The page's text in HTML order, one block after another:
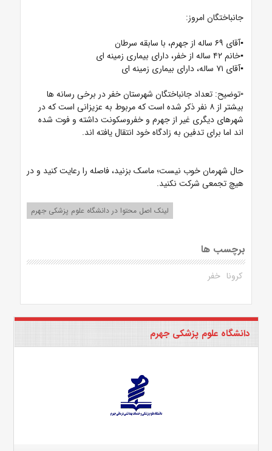
جانباختگان امروز:
▪️آقای ۶۹ ساله از جهرم، با سابقه سرطان
▪️خانم ۴۲ ساله از خفر، دارای بیماری زمینه ای
▪️آقای ۷۱ ساله، دارای بیماری زمینه ای
▫️توضیح: تعداد جانباختگان شهرستان خفر در برخی رسانه ها
بیشتر از ۸ نفر ذکر شده است که مربوط به عزیزانی است که در
شهرهای دیگری غیر از جهرم و خفروسکونت داشته و فوت شده
اند اما برای تدفین به زادگاه خود انتقال یافته اند.
حال شهرمان خوب نیست؛ ماسک بزنید، فاصله را رعایت کنید و در
هیچ تجمعی شرکت نکنید.
لینک اصل محتوا در دانشگاه علوم پزشکی جهرم
برچسب ها
کرونا خفر
دانشگاه علوم پزشکی جهرم